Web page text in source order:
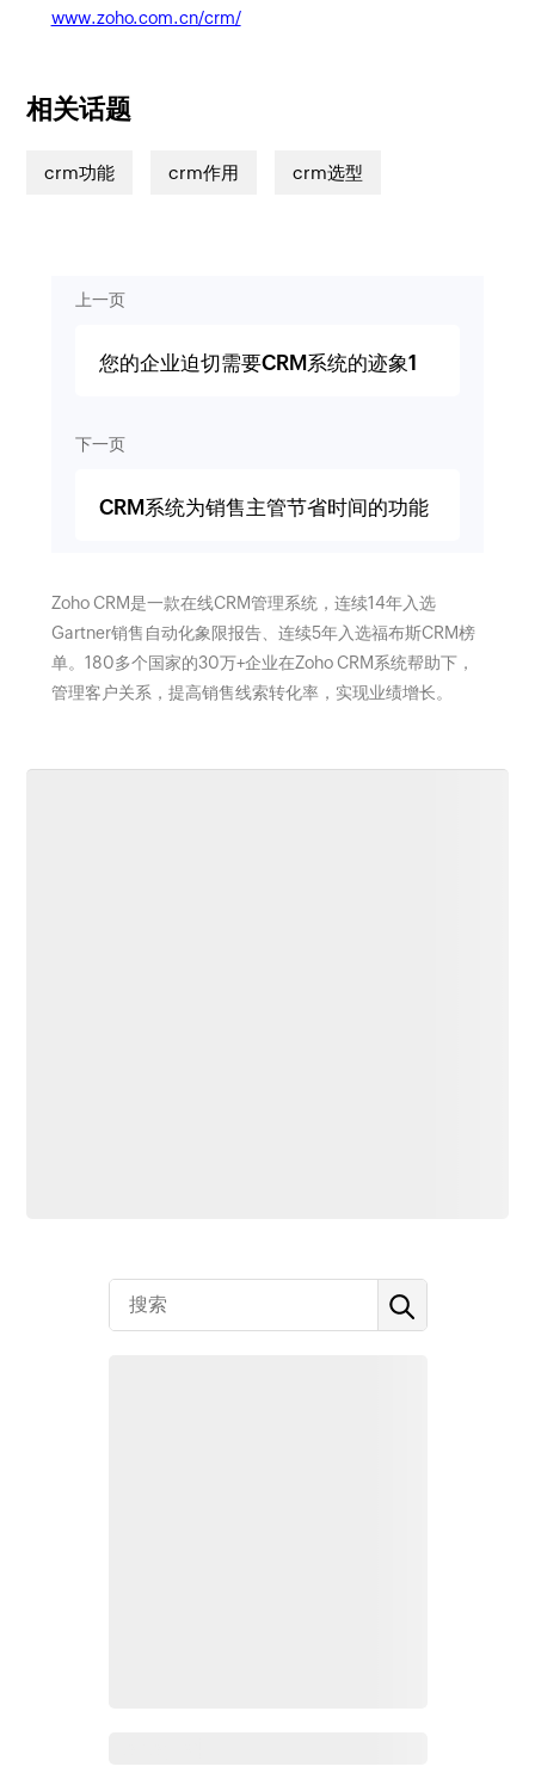
www.zoho.com.cn/crm/
相关话题
crm功能 crm作用 crm选型
上一页
您的企业迫切需要CRM系统的迹象1
下一页
CRM系统为销售主管节省时间的功能
Zoho CRM是一款在线CRM管理系统，连续14年入选
Gartner销售自动化象限报告、连续5年入选福布斯CRM榜
单。180多个国家的30万+企业在Zoho CRM系统帮助下，
管理客户关系，提高销售线索转化率，实现业绩增长。